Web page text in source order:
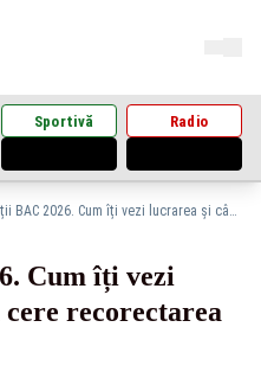
Sportivă Radio
Contestații BAC 2026. Cum îți vezi lucrarea și când poți cere recorectarea notei
Cum îți vezi
recorectarea